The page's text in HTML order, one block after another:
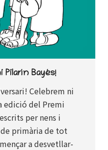
Pilarín Bayés!
Celebrem ni
edició del Premi
per nens i
de primària de tot
a desvetllar-